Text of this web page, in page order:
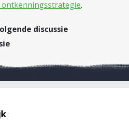
ontkenningsstrategie.
discussie